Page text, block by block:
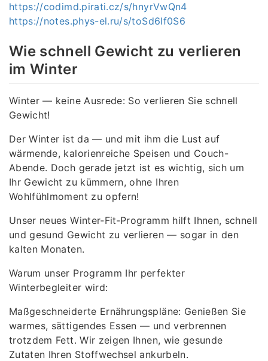
https://codimd.pirati.cz/s/hnyrVwQn4
https://notes.phys-el.ru/s/toSd6If0S6
Wie schnell Gewicht zu verlieren
im Winter
Winter — keine Ausrede: So verlieren Sie schnell
Gewicht!
Der Winter ist da — und mit ihm die Lust auf
wärmende, kalorienreiche Speisen und Couch-
Abende. Doch gerade jetzt ist es wichtig, sich um
Ihr Gewicht zu kümmern, ohne Ihren
Wohlfühlmoment zu opfern!
Unser neues Winter‑Fit‑Programm hilft Ihnen, schnell
und gesund Gewicht zu verlieren — sogar in den
kalten Monaten.
Warum unser Programm Ihr perfekter
Winterbegleiter wird:
Maßgeschneiderte Ernährungspläne: Genießen Sie
warmes, sättigendes Essen — und verbrennen
trotzdem Fett. Wir zeigen Ihnen, wie gesunde
Zutaten Ihren Stoffwechsel ankurbeln.